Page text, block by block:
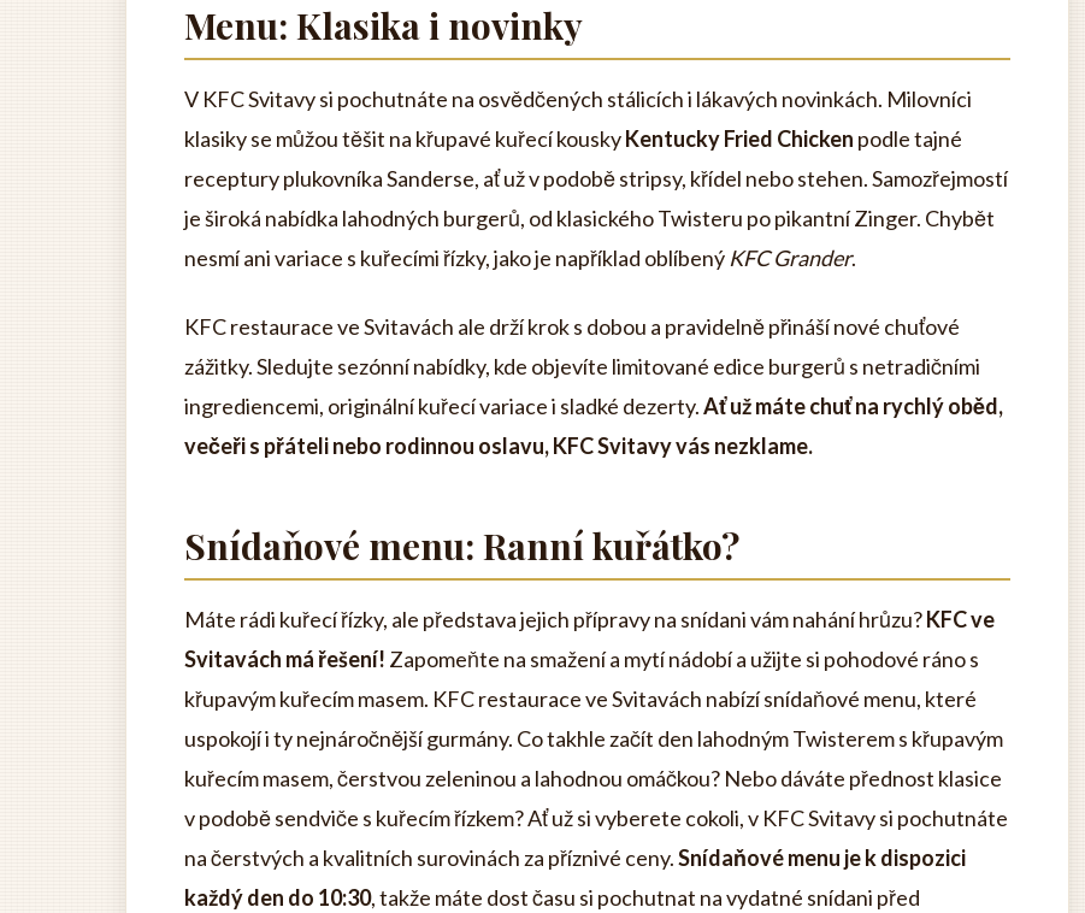
Menu: Klasika i novinky
V KFC Svitavy si pochutnáte na osvědčených stálicích i lákavých novinkách. Milovníci
klasiky se můžou těšit na křupavé kuřecí kouskyKentucky Fried Chicken podle tajné
receptury plukovníka Sanderse, ať už v podobě stripsy, křídel nebo stehen. Samozřejmostí
je široká nabídka lahodných burgerů, od klasického Twisteru po pikantní Zinger. Chybět
nesmí ani variace s kuřecími řízky, jako je například oblíbený KFC Grander.
KFC restaurace ve Svitavách ale drží krok s dobou a pravidelně přináší nové chuťové
zážitky. Sledujte sezónní nabídky, kde objevíte limitované edice burgerů s netradičními
ingrediencemi, originální kuřecí variace i sladké dezerty.Ať už máte chuť na rychlý oběd,
večeři s přáteli nebo rodinnou oslavu, KFC Svitavy vás nezklame.
Snídaňové menu: Ranní kuřátko?
Máte rádi kuřecí řízky, ale představa jejich přípravy na snídani vám nahání hrůzu?KFC ve
Svitavách má řešení! Zapomeňte na smažení a mytí nádobí a užijte si pohodové ráno s
křupavým kuřecím masem. KFC restaurace ve Svitavách nabízí snídaňové menu, které
uspokojí i ty nejnáročnější gurmány. Co takhle začít den lahodným Twisterem s křupavým
kuřecím masem, čerstvou zeleninou a lahodnou omáčkou? Nebo dáváte přednost klasice
v podobě sendviče s kuřecím řízkem? Ať už si vyberete cokoli, v KFC Svitavy si pochutnáte
na čerstvých a kvalitních surovinách za příznivé ceny.Snídaňové menu je k dispozici
každý den do 10:30, takže máte dost času si pochutnat na vydatné snídani před